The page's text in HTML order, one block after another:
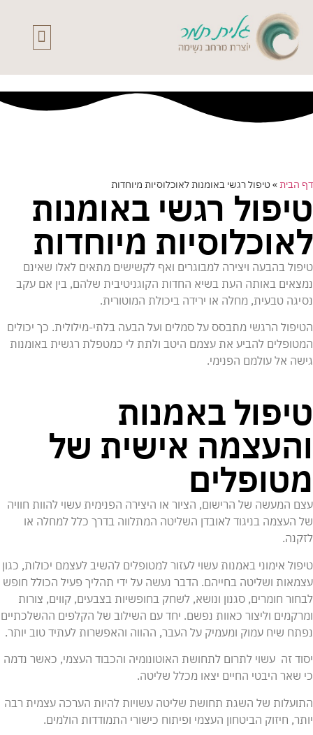
דף הבית » טיפול רגשי באומנות לאוכלוסיות מיוחדות
טיפול רגשי באומנות
לאוכלוסיות מיוחדות
טיפול בהבעה ויצירה למבוגרים ואף לקשישים מתאים לאלו שאינם
נמצאים באותה העת בשיא החדות הקוגניטיבית שלהם, בין אם עקב
נסיגה טבעית, מחלה או ירידה ביכולת המוטורית.
הטיפול הרגשי מתבסס על סמלים ועל הבעה בלתי-מילולית. כך יכולים
המטופלים להביע את עצמם היטב ולתת לי כמטפלת רגשית באומנות
גישה אל עולמם הפנימי.
טיפול באמנות
והעצמה אישית של
מטופלים
עצם המעשה של הרישום, הציור או היצירה הפנימית עשוי להוות חוויה
של העצמה בניגוד לאובדן השליטה המתלווה בדרך כלל למחלה או
לזקנה.
טיפול אימוני באמנות עשוי לעזור למטופלים להשיב לעצמם יכולות, כגון
עצמאות ושליטה בחייהם. הדבר נעשה על ידי תהליך פעיל הכולל חופש
לבחור חומרים, סגנון ונושא, לשחק בחופשיות בצבעים, קווים, צורות
ומרקמים וליצור כאוות נפשם. יחד עם השילוב של הקלפים ההשלכתיים
נפתח שיח עמוק ומעמיק על העבר, ההווה והאפשרות לעתיד טוב יותר.
יסוד זה עשוי לתרום לתחושת האוטונומיה והכבוד העצמי, כאשר נדמה
כי שאר היבטי החיים יצאו מכלל שליטה.
התועלות של השגת תחושת שליטה עשויות להיות הערכה עצמית רבה
יותר, חיזוק הביטחון העצמי ופיתוח כישורי התמודדות הולמים.